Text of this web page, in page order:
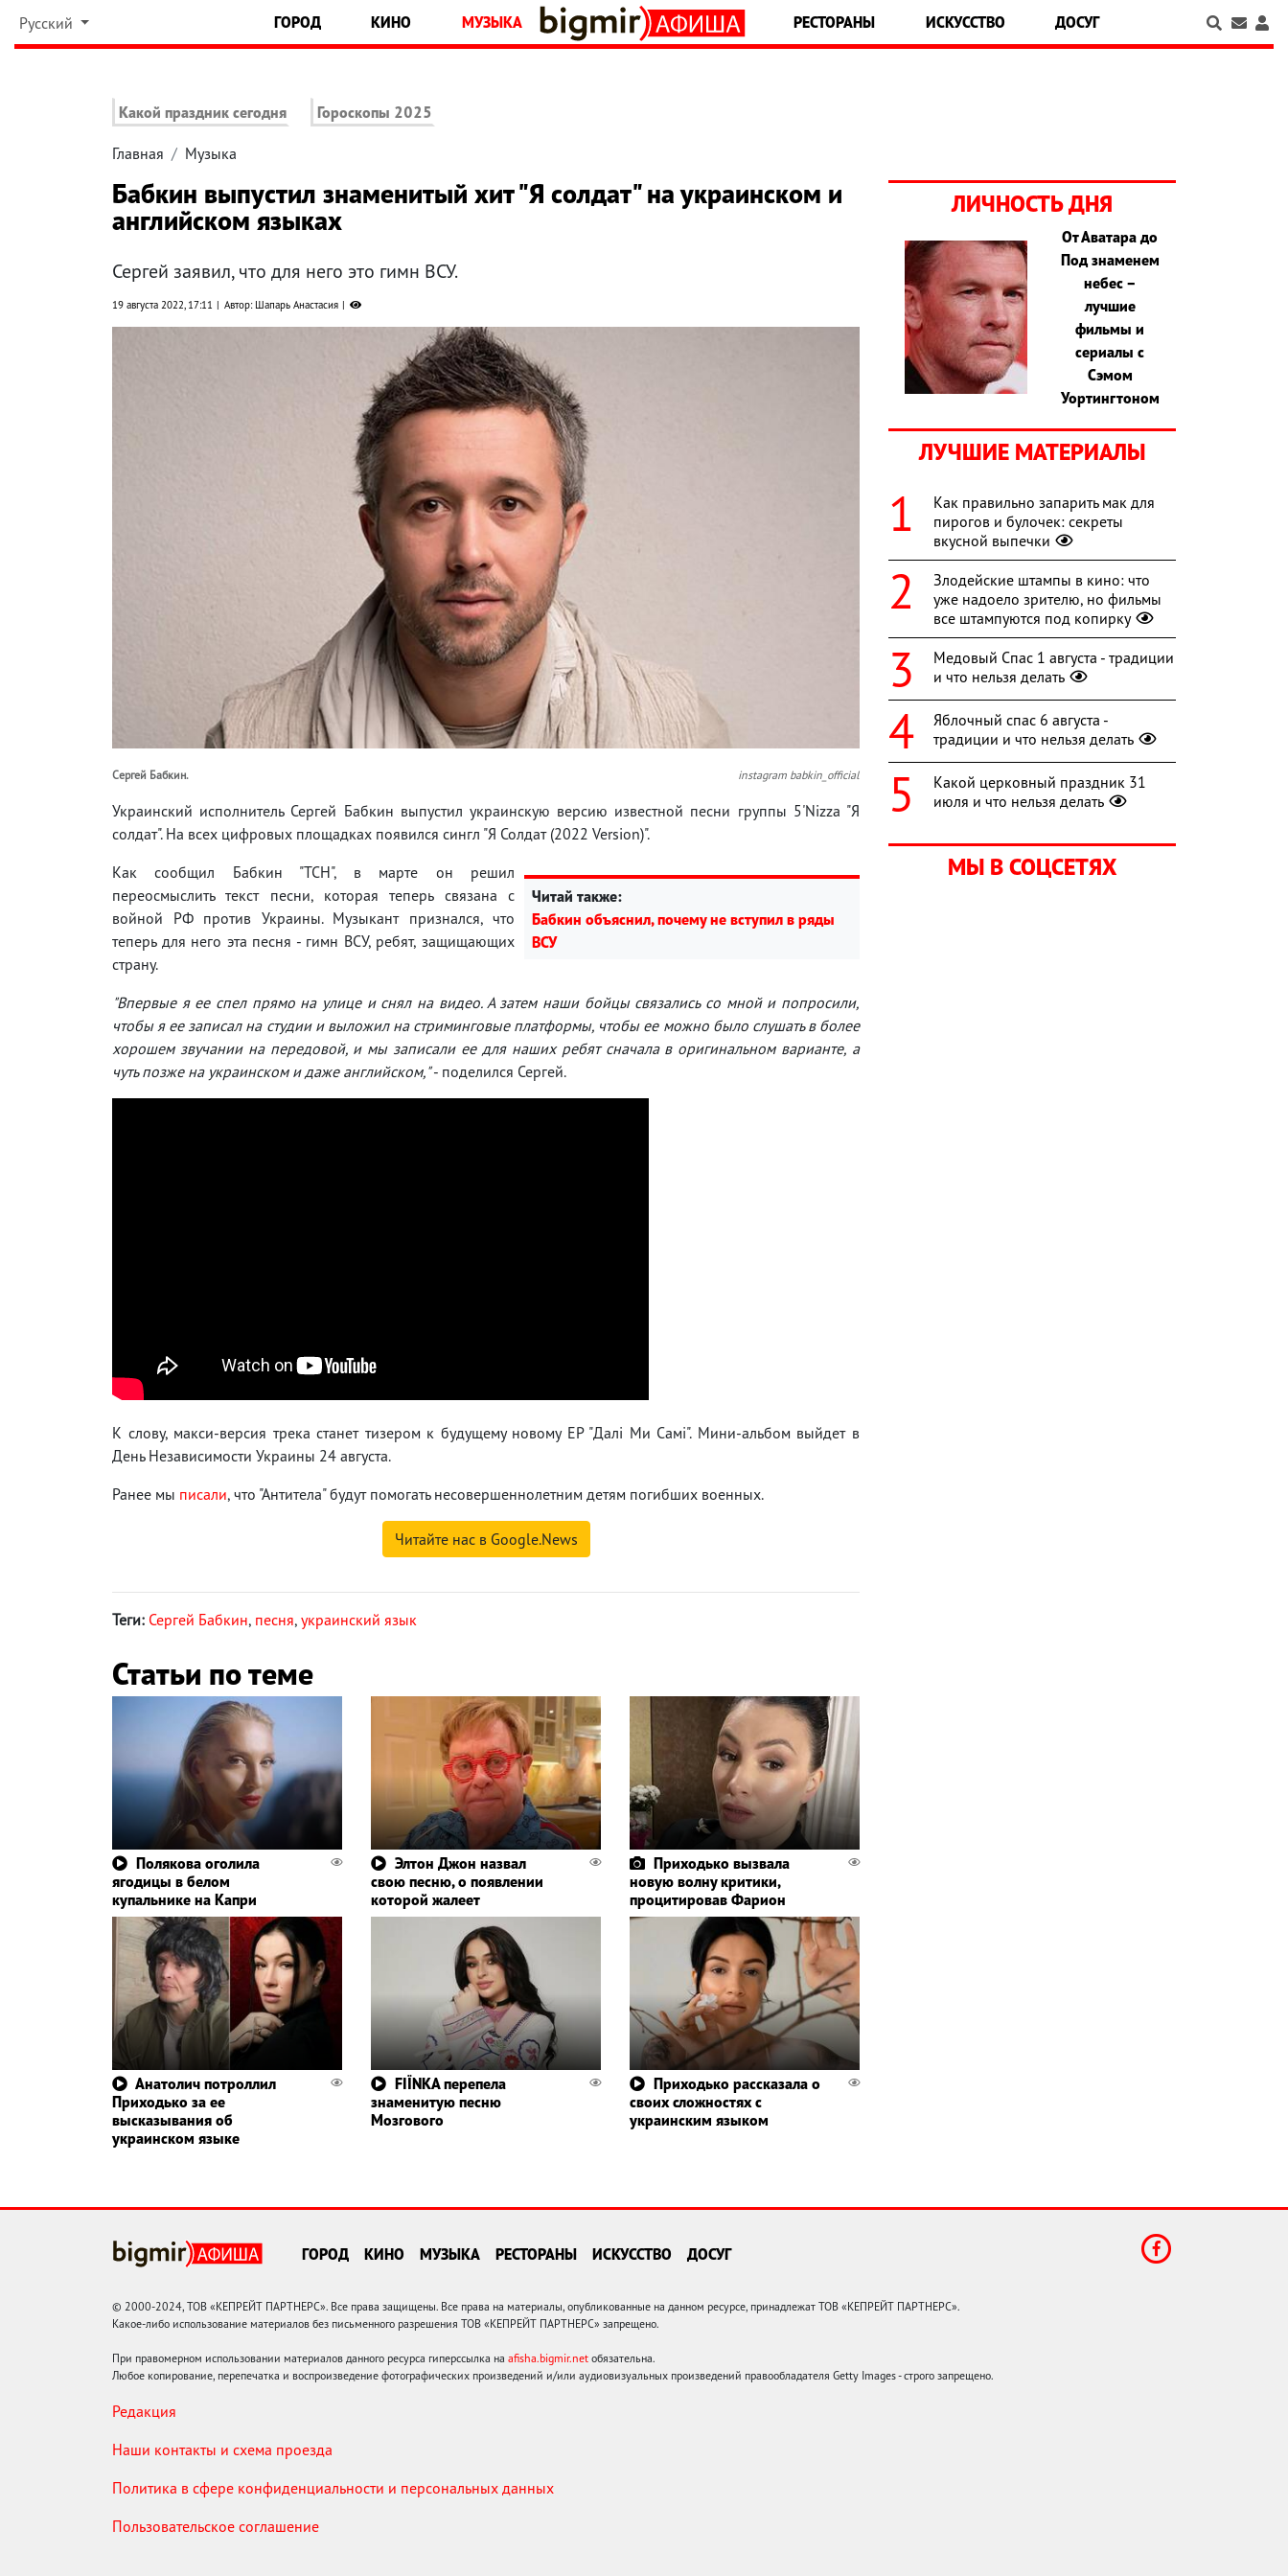
Русский ГОРОД КИНО МУЗЫКА РЕСТОРАНЫ ИСКУССТВО ДОСУГ
Какой праздник сегодня Гороскопы 2025
Главная Музыка
Бабкин выпустил знаменитый хит "Я солдат" на украинском и
английском языках
Сергей заявил, что для него это гимн ВСУ.
19 августа 2022, 17:11 Автор: Шапарь Анастасия
Сергей Бабкин. instagram babkin_official
Украинский исполнитель Сергей Бабкин выпустил украинскую версию известной песни группы 5'Nizza "Я
солдат". На всех цифровых площадках появился сингл "Я Солдат (2022 Version)".
Читай также:
Бабкин объяснил, почему не вступил в ряды
ВСУ
Как сообщил Бабкин "ТСН", в марте он решил
переосмыслить текст песни, которая теперь связана с
войной РФ против Украины. Музыкант признался, что
теперь для него эта песня - гимн ВСУ, ребят, защищающих
страну.
"Впервые я ее спел прямо на улице и снял на видео. А затем наши бойцы связались со мной и попросили,
чтобы я ее записал на студии и выложил на стриминговые платформы, чтобы ее можно было слушать в более
хорошем звучании на передовой, и мы записали ее для наших ребят сначала в оригинальном варианте, а
чуть позже на украинском и даже английском,"- поделился Сергей.
К слову, макси-версия трека станет тизером к будущему новому EP "Далі Ми Самі". Мини-альбом выйдет в
День Независимости Украины 24 августа.
Ранее мы писали, что "Антитела" будут помогать несовершеннолетним детям погибших военных.
Читайте нас в Google.News
Теги: Сергей Бабкин, песня, украинский язык
Статьи по теме
Полякова оголила
ягодицы в белом
купальнике на Капри
Элтон Джон назвал
свою песню, о появлении
которой жалеет
Приходько вызвала
новую волну критики,
процитировав Фарион
Анатолич потроллил
Приходько за ее
высказывания об
украинском языке
FIЇNKA перепела
знаменитую песню
Мозгового
Приходько рассказала о
своих сложностях с
украинским языком
ЛИЧНОСТЬ ДНЯ
От Аватара до
Под знаменем
небес –
лучшие
фильмы и
сериалы с
Сэмом
Уортингтоном
ЛУЧШИЕ МАТЕРИАЛЫ
Как правильно запарить мак для
пирогов и булочек: секреты
вкусной выпечки
Злодейские штампы в кино: что
уже надоело зрителю, но фильмы
все штампуются под копирку
Медовый Спас 1 августа - традиции
и что нельзя делать
Яблочный спас 6 августа -
традиции и что нельзя делать
Какой церковный праздник 31
июля и что нельзя делать
МЫ В СОЦСЕТЯХ
ГОРОД КИНО МУЗЫКА РЕСТОРАНЫ ИСКУССТВО ДОСУГ
© 2000-2024, ТОВ «КЕПРЕЙТ ПАРТНЕРС». Все права защищены. Все права на материалы, опубликованные на данном ресурсе, принадлежат ТОВ «КЕПРЕЙТ ПАРТНЕРС».
Какое-либо использование материалов без письменного разрешения ТОВ «КЕПРЕЙТ ПАРТНЕРС» запрещено.
При правомерном использовании материалов данного ресурса гиперссылка на afisha.bigmir.net обязательна.
Любое копирование, перепечатка и воспроизведение фотографических произведений и/или аудиовизуальных произведений правообладателя Getty Images - строго запрещено.
Редакция
Наши контакты и схема проезда
Политика в сфере конфиденциальности и персональных данных
Пользовательское соглашение